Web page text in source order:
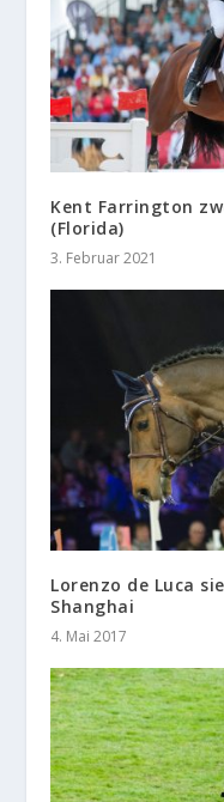
Kent Farrington
(Florida)
3. Februar 2021
Lorenzo de Luca
Shanghai
4. Mai 2017